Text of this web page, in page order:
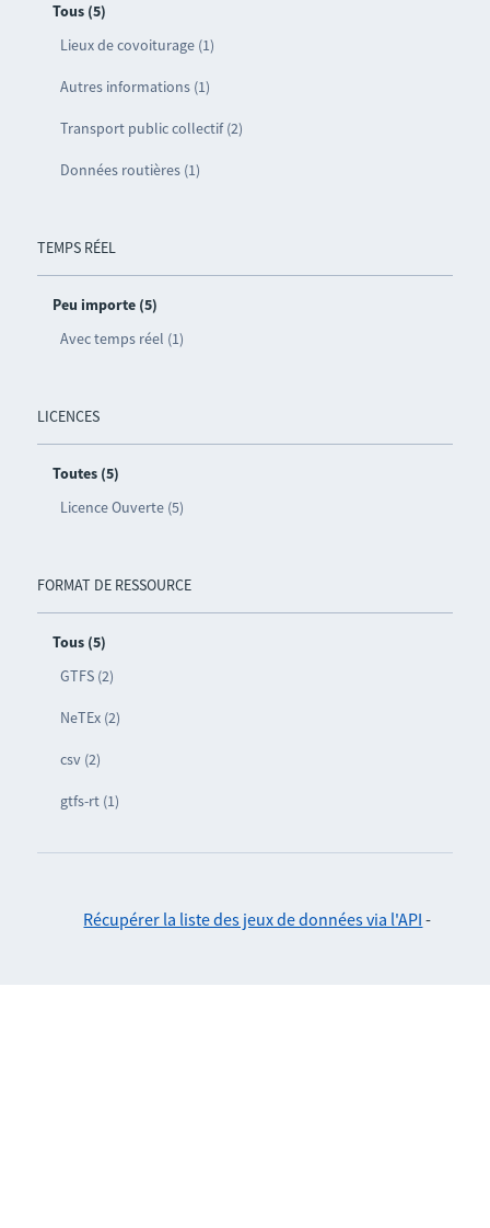
Tous (5)
Lieux de covoiturage (1)
Autres informations (1)
Transport public collectif (2)
Données routières (1)
TEMPS RÉEL
Peu importe (5)
Avec temps réel (1)
LICENCES
Toutes (5)
Licence Ouverte (5)
FORMAT DE RESSOURCE
Tous (5)
GTFS (2)
NeTEx (2)
csv (2)
gtfs-rt (1)
Récupérer la liste des jeux de données via l'API -